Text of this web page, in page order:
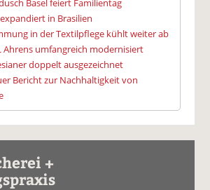
Basel feiert Familientag
expandiert in Brasilien
in der Textilpflege kühlt weiter ab
Ahrens umfangreich modernisiert
doppelt ausgezeichnet
Bericht zur Nachhaltigkeit von
+